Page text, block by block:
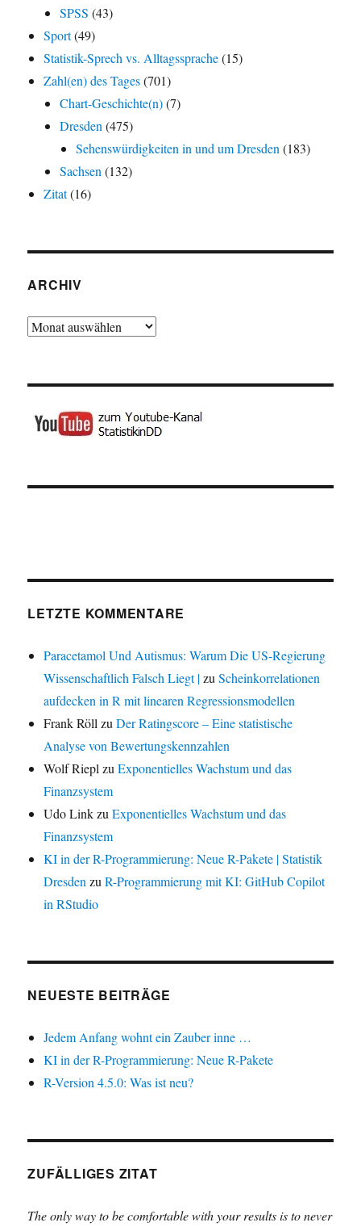
SPSS (43)
Sport(49)
Statistik-Sprech vs. Alltagssprache(15)
Zahl(en) des Tages(701)
Chart-Geschichte(n)(7)
Dresden (475)
Sehenswürdigkeiten in und um Dresden (183)
Sachsen (132)
Zitat(16)
ARCHIV
Archiv
LETZTE KOMMENTARE
Paracetamol Und Autismus: Warum Die US-Regierung
Wissenschaftlich Falsch Liegt |zuScheinkorrelationen
aufdecken in R mit linearen Regressionsmodellen
Frank Röll zuDer Ratingscore – Eine statistische
Analyse von Bewertungskennzahlen
Wolf Riepl zuExponentielles Wachstum und das
Finanzsystem
Udo LinkzuExponentielles Wachstum und das
Finanzsystem
KI in der R-Programmierung: Neue R-Pakete | Statistik
Dresden zuR-Programmierung mit KI: GitHub Copilot
in RStudio
NEUESTE BEITRÄGE
Jedem Anfang wohnt ein Zauber inne …
KI in der R-Programmierung: Neue R-Pakete
R-Version 4.5.0: Was ist neu?
ZUFÄLLIGES ZITAT
The only way to be comfortable with your results is to never